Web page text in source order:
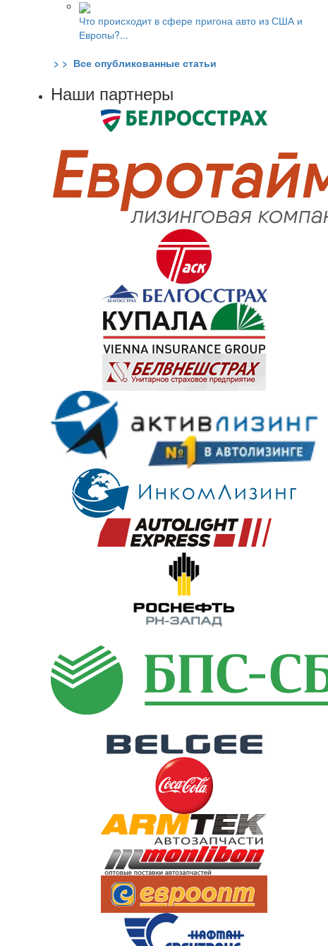
Что происходит в сфере пригона авто из США и
Европы?...
> > Все опубликованные статьи
Наши партнеры